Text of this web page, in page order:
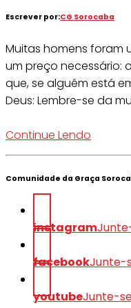
Escrever por:CG Sorocaba
Muitas homens foram
um preço necessário:
que, se alguém está
Deus: Lembre-se da
Continue Lendo
Comunidade da Graça
instagram
facebookJunte-
youtubeJunte-